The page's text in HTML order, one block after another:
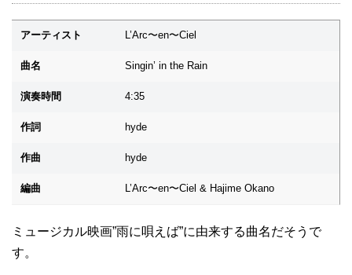
アーティスト L’Arc〜en〜Ciel
曲名 Singin’ in the Rain
演奏時間 4:35
作詞 hyde
作曲 hyde
編曲 L’Arc〜en〜Ciel & Hajime Okano
ミュージカル映画”雨に唄えば”に由来する曲名だそうで
す。